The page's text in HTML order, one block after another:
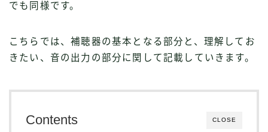
でも同様です。
こちらでは、補聴器の基本となる部分と、理解してお
きたい、音の出力の部分に関して記載していきます。
CLOSE
Contents